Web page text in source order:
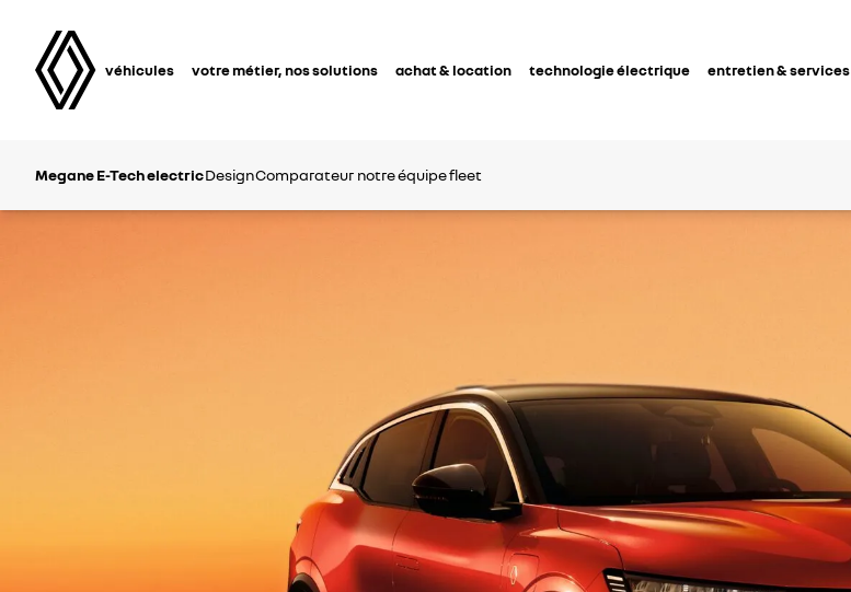
véhicules votre métier, nos solutions achat & location technologie électrique entretien & services
Megane E-Tech electricDesignComparateur notre équipe fleet